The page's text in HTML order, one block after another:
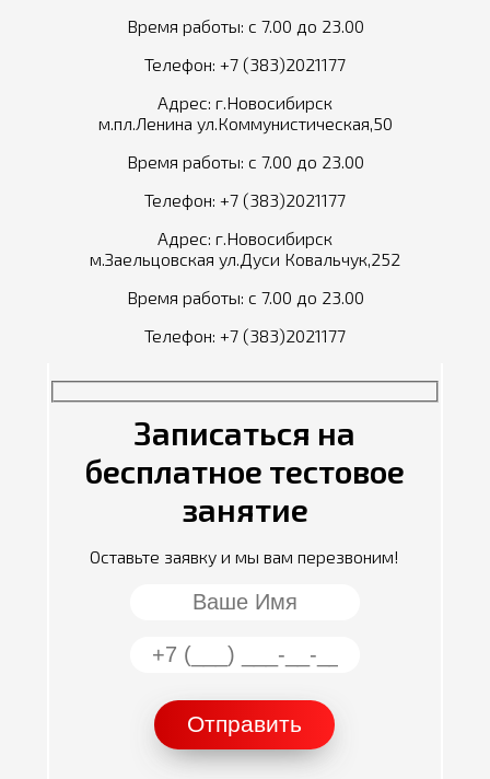
Время работы: с 7.00 до 23.00
Телефон: +7 (383)2021177
Адрес: г.Новосибирск
м.пл.Ленина ул.Коммунистическая,50
Время работы: с 7.00 до 23.00
Телефон: +7 (383)2021177
Адрес: г.Новосибирск
м.Заельцовская ул.Дуси Ковальчук,252
Время работы: с 7.00 до 23.00
Телефон: +7 (383)2021177
Записаться на
бесплатное тестовое
занятие
Оставьте заявку и мы вам перезвоним!